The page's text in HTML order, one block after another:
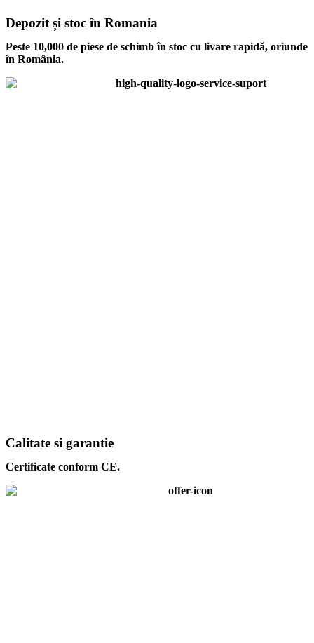
Depozit și stoc în Romania
Peste 10,000 de piese de schimb în stoc cu livare rapidă, oriunde
în România.
Calitate si garantie
Certificate conform CE.